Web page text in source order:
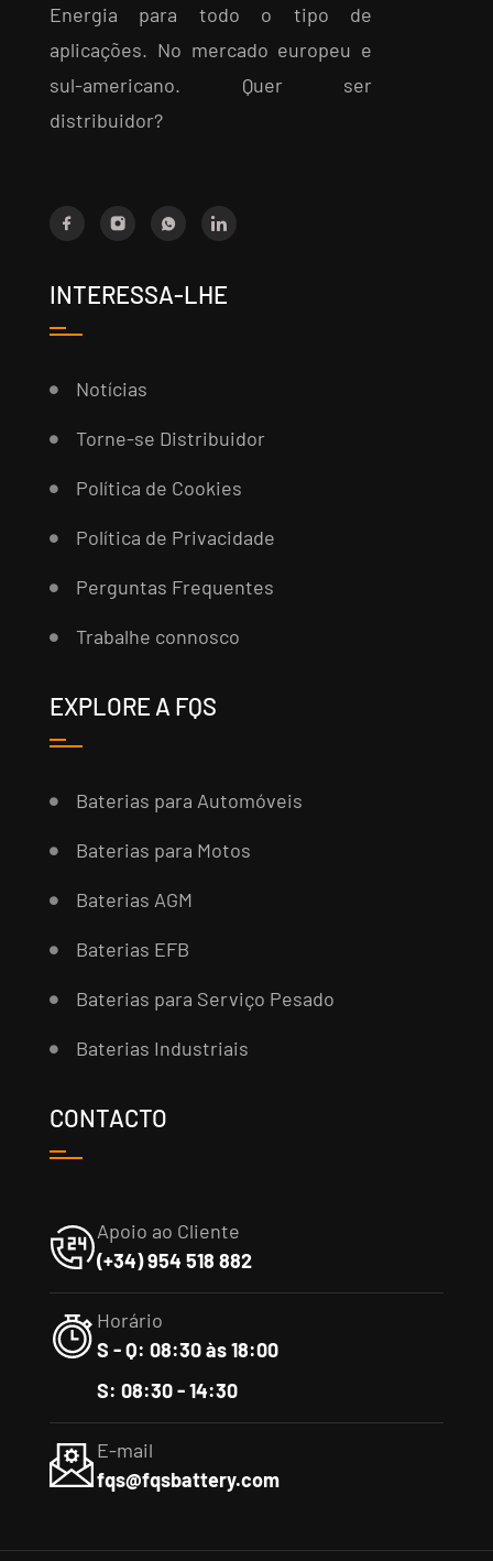
Energia para todo o tipo de
aplicações. No mercado europeu e
sul-americano. Quer ser
distribuidor?
INTERESSA-LHE
Notícias
Torne-se Distribuidor
Política de Cookies
Política de Privacidade
Perguntas Frequentes
Trabalhe connosco
EXPLORE A FQS
Baterias para Automóveis
Baterias para Motos
Baterias AGM
Baterias EFB
Baterias para Serviço Pesado
Baterias Industriais
CONTACTO
Apoio ao Cliente
(+34) 954 518 882
Horário
S - Q: 08:30 às 18:00
S: 08:30 - 14:30
E-mail
fqs@fqsbattery.com